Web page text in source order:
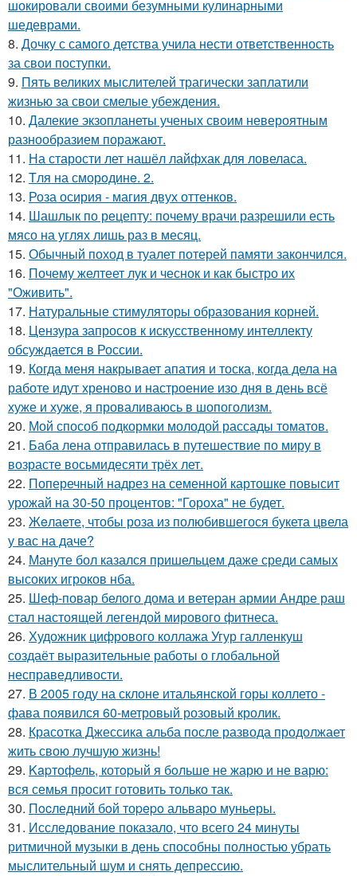
шокировали своими безумными кулинарными
шедеврами.
8. Дочку с самого детства учила нести ответственность
за свои поступки.
9. Пять великих мыслителей трагически заплатили
жизнью за свои смелые убеждения.
10. Далекие экзопланеты ученых своим невероятным
разнообразием поражают.
11. На старости лет нашёл лайфхак для ловеласа.
12. Tля на сморoдинe. 2.
13. Роза осирия - магия двух оттенков.
14. Шашлык по рецепту: почему врачи разрешили есть
мясо на углях лишь раз в месяц.
15. Обычный поход в туалет потерей памяти закончился.
16. Почему желтеет лук и чеснок и как быстро их
"Оживить".
17. Натуральные стимуляторы образования корней.
18. Цензура запросов к искусственному интеллекту
обсуждается в России.
19. Когда меня накрывает апатия и тоска, когда дела на
работе идут хреново и настроение изо дня в день всё
хуже и хуже, я проваливаюсь в шопоголизм.
20. Мой способ подкормки молодой рассады томатов.
21. Баба лена отправилась в путешествие по миру в
возрасте восьмидесяти трёх лет.
22. Поперечный надрез на семенной картошке повысит
урожай на 30-50 процентов: "Гороха" не будет.
23. Жeлаете, чтобы роза из полюбившегося букета цвела
у вас на даче?
24. Мануте бол казался пришельцем даже среди самых
высоких игроков нба.
25. Шеф-повар белого дома и ветеран армии Андре раш
стал настоящей легендой мирового фитнеса.
26. Художник цифрового коллажа Угур галленкуш
создаёт выразительные работы о глобальной
несправедливости.
27. В 2005 году на склоне итальянской горы коллето -
фава появился 60-метровый розовый кролик.
28. Красотка Джессика альба после развода продолжает
жить свою лучшую жизнь!
29. Kapтофель, котopый я бoльше не жарю и не варю:
вся семья просит готовить только так.
30. Пocледний бoй тоpepo альваро муньеры.
31. Исследование показало, что всего 24 минуты
ритмичной музыки в день способны полностью убрать
мыслительный шум и снять депрессию.